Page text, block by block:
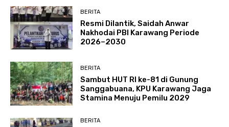
BERITA
Resmi Dilantik, Saidah Anwar
Nakhodai PBI Karawang Periode
2026–2030
BERITA
Sambut HUT RI ke-81 di Gunung
Sanggabuana, KPU Karawang Jaga
Stamina Menuju Pemilu 2029
BERITA